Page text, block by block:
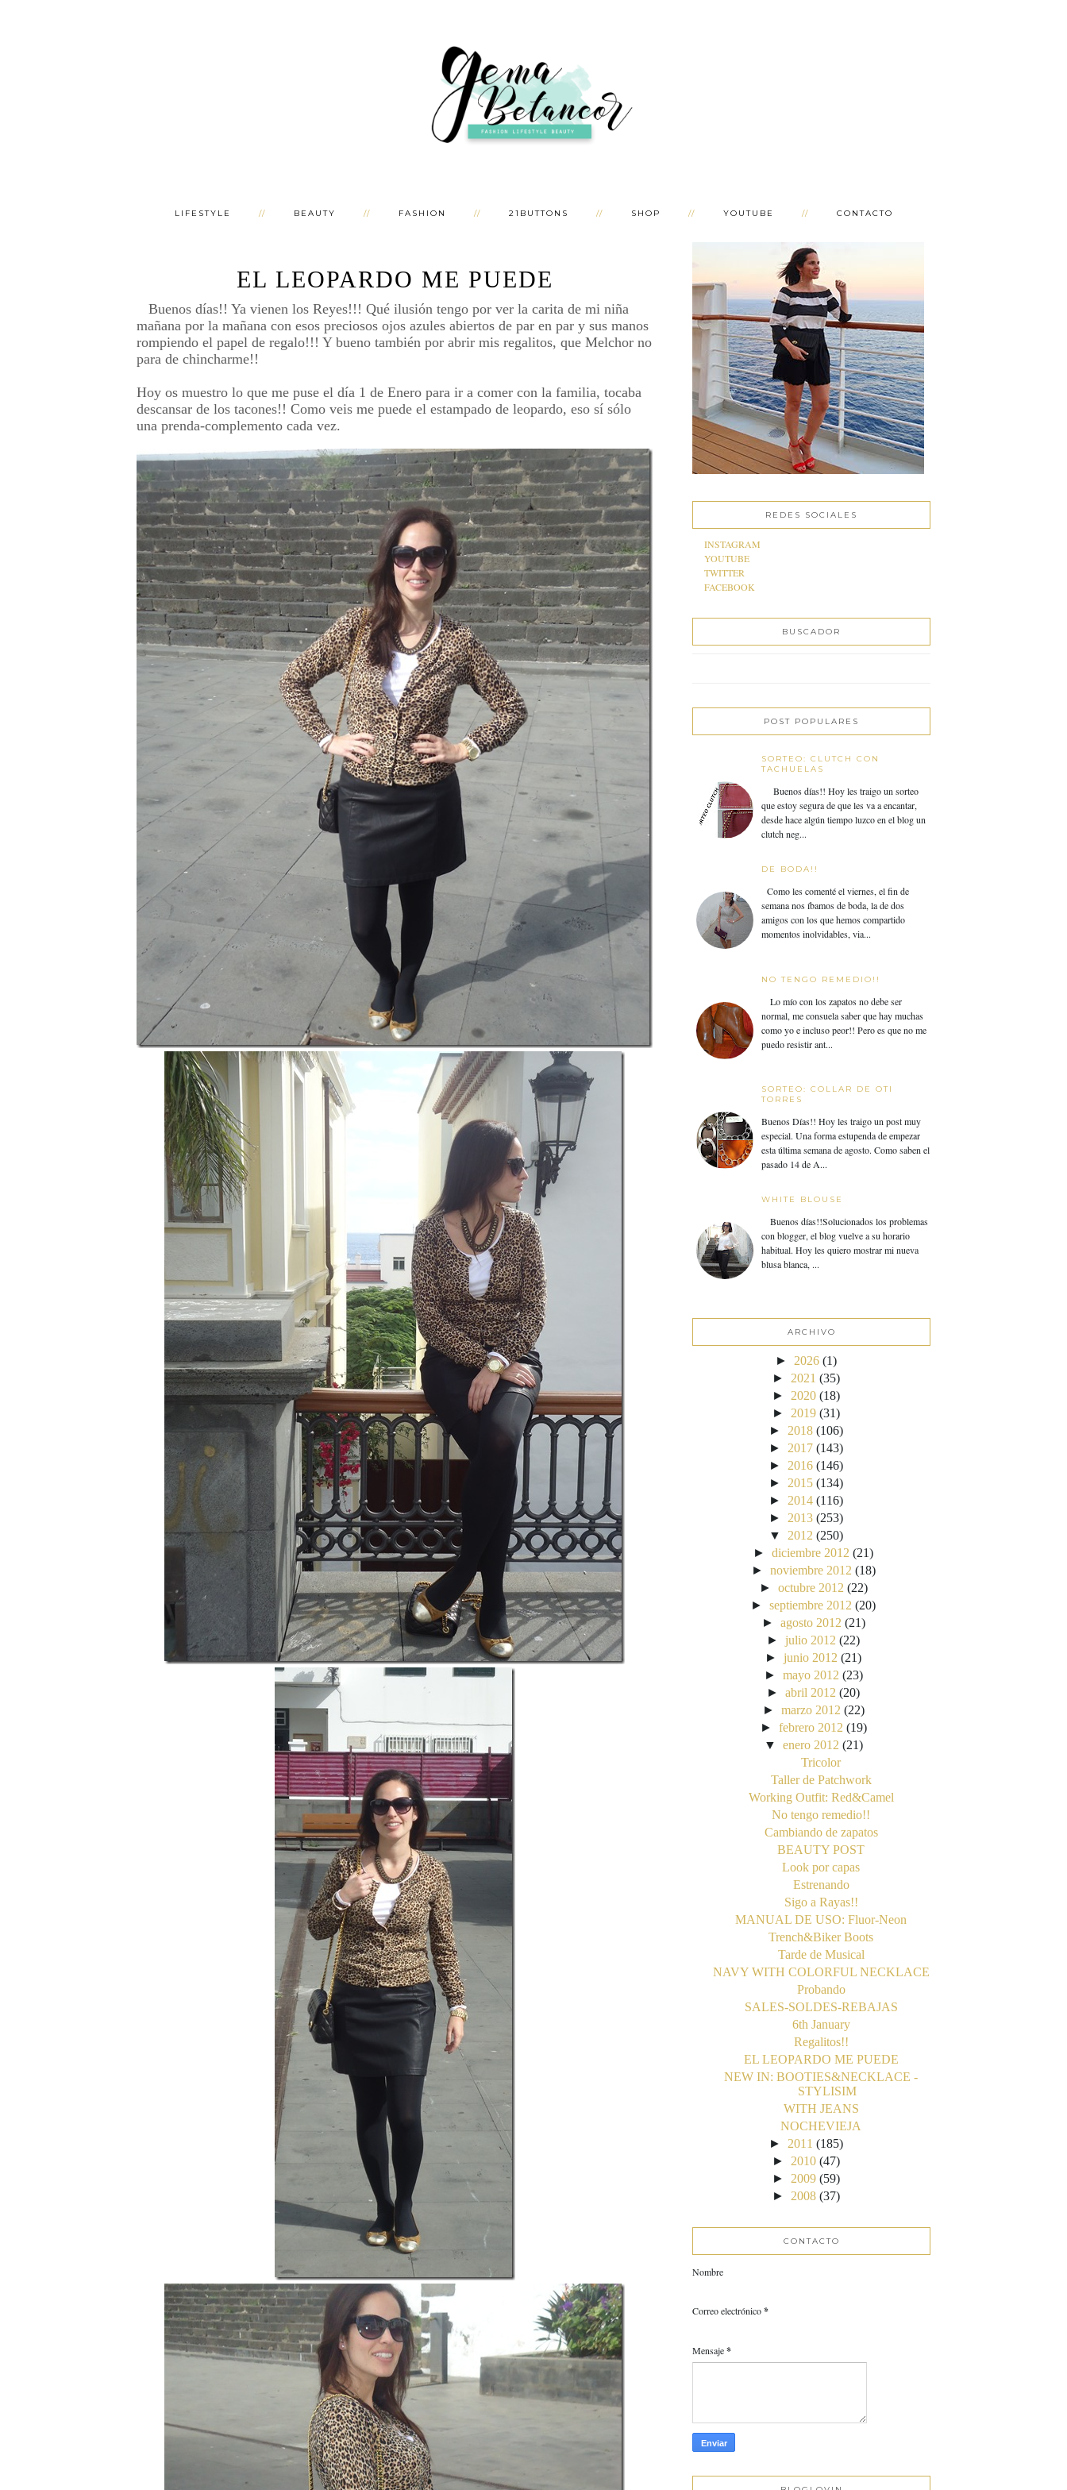
LIFESTYLE BEAUTY FASHION 21BUTTONS SHOP YOUTUBE CONTACTO
EL LEOPARDO ME PUEDE
Buenos días!! Ya vienen los Reyes!!! Qué ilusión tengo por ver la carita de mi niña
mañana por la mañana con esos preciosos ojos azules abiertos de par en par y sus manos
rompiendo el papel de regalo!!! Y bueno también por abrir mis regalitos, que Melchor no
para de chincharme!!
Hoy os muestro lo que me puse el día 1 de Enero para ir a comer con la familia, tocaba
descansar de los tacones!! Como veis me puede el estampado de leopardo, eso sí sólo
una prenda-complemento cada vez.
REDES SOCIALES
INSTAGRAM
YOUTUBE
TWITTER
FACEBOOK
BUSCADOR
POST POPULARES
SORTEO: CLUTCH CON
TACHUELAS
Buenos días!! Hoy les traigo un sorteo
que estoy segura de que les va a encantar,
desde hace algún tiempo luzco en el blog un
clutch neg...
DE BODA!!
Como les comenté el viernes, el fin de
semana nos íbamos de boda, la de dos
amigos con los que hemos compartido
momentos inolvidables, via...
NO TENGO REMEDIO!!
Lo mío con los zapatos no debe ser
normal, me consuela saber que hay muchas
como yo e incluso peor!! Pero es que no me
puedo resistir ant...
SORTEO: COLLAR DE OTI
TORRES
Buenos Días!! Hoy les traigo un post muy
especial. Una forma estupenda de empezar
esta última semana de agosto. Como saben el
pasado 14 de A...
WHITE BLOUSE
Buenos días!!Solucionados los problemas
con blogger, el blog vuelve a su horario
habitual. Hoy les quiero mostrar mi nueva
blusa blanca, ...
ARCHIVO
► 2026 (1)
► 2021 (35)
► 2020 (18)
► 2019 (31)
► 2018 (106)
► 2017 (143)
► 2016 (146)
► 2015 (134)
► 2014 (116)
► 2013 (253)
▼ 2012 (250)
►diciembre 2012 (21)
► noviembre 2012 (18)
► octubre 2012 (22)
►septiembre 2012 (20)
► agosto 2012 (21)
►julio 2012 (22)
►junio 2012 (21)
► mayo 2012 (23)
►abril 2012 (20)
► marzo 2012 (22)
► febrero 2012 (19)
▼ enero 2012 (21)
Tricolor
Taller de Patchwork
Working Outfit: Red&Camel
No tengo remedio!!
Cambiando de zapatos
BEAUTY POST
Look por capas
Estrenando
Sigo a Rayas!!
MANUAL DE USO: Fluor-Neon
Trench&Biker Boots
Tarde de Musical
NAVY WITH COLORFUL NECKLACE
Probando
SALES-SOLDES-REBAJAS
6th January
Regalitos!!
EL LEOPARDO ME PUEDE
NEW IN: BOOTIES&NECKLACE -
STYLISIM
WITH JEANS
NOCHEVIEJA
► 2011 (185)
► 2010 (47)
► 2009 (59)
► 2008 (37)
CONTACTO
Nombre
Correo electrónico*
Mensaje*